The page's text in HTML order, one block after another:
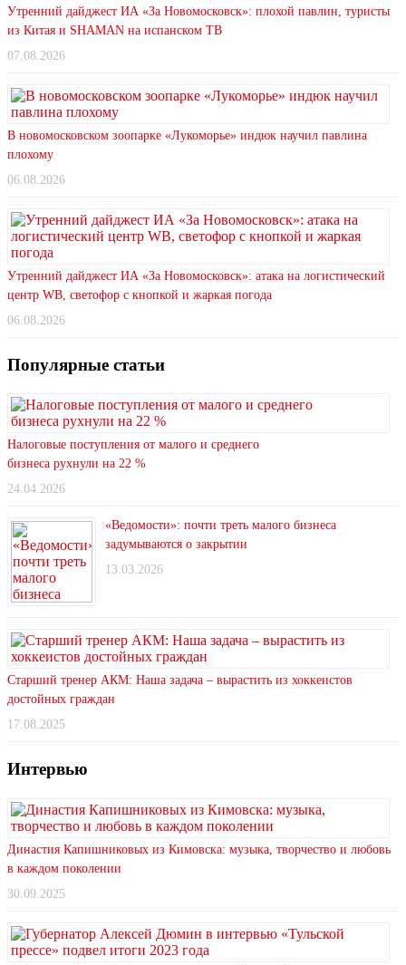
Утренний дайджест ИА «За Новомосковск»: плохой павлин, туристы
из Китая и SHAMAN на испанском ТВ
07.08.2026
В новомосковском зоопарке «Лукоморье» индюк научил павлина
плохому
06.08.2026
Утренний дайджест ИА «За Новомосковск»: атака на логистический
центр WB, светофор с кнопкой и жаркая погода
06.08.2026
Популярные статьи
Налоговые поступления от малого и среднего
бизнеса рухнули на 22 %
24.04.2026
«Ведомости»: почти треть малого бизнеса
задумываются о закрытии
13.03.2026
Старший тренер АКМ: Наша задача – вырастить из хоккеистов
достойных граждан
17.08.2025
Интервью
Династия Капишниковых из Кимовска: музыка, творчество и любовь
в каждом поколении
30.09.2025